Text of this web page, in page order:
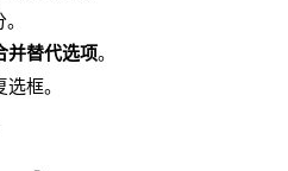
并替代选项。
框。